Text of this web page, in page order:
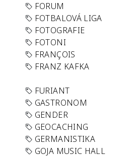
FORUM
FOTBALOVÁ LIGA
FOTOGRAFIE
FOTONI
FRANÇOIS
FRANZ KAFKA
FURIANT
GASTRONOM
GENDER
GEOCACHING
GERMANISTIKA
GOJA MUSIC HALL